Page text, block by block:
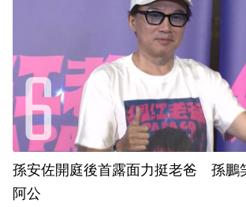
孫安佐開庭後首露面力挺老爸 孫鵬
阿公